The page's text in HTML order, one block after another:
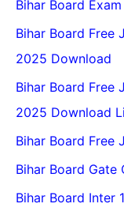
Bihar Board
Bihar Board Free
2025 Download
Bihar Board Free
2025 Download
Bihar Board Free
Bihar Board Gate
Bihar Board Inter